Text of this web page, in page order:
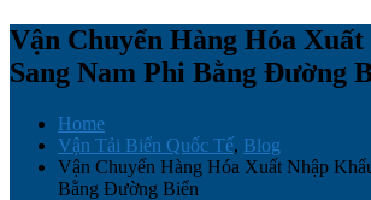
Vận Chuyển Hàng Hóa
Sang Nam Phi Bằng Đường
Home
Vận Tải Biển Quốc Tế, Blog
Vận Chuyển Hàng Hóa Xuất Nhập
Bằng Đường Biển